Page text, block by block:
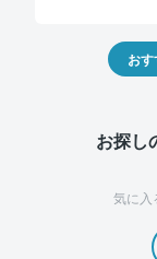
お
お探し
気に入